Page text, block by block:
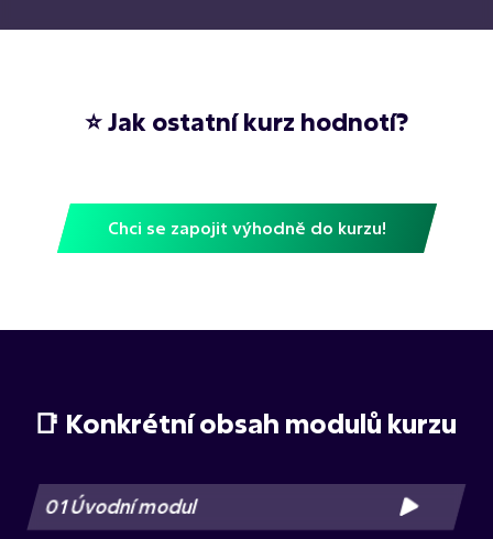
⭐ Jak ostatní kurz hodnotí?
Chci se zapojit výhodně do kurzu!
📑 Konkrétní obsah modulů kurzu
01 Úvodní modul